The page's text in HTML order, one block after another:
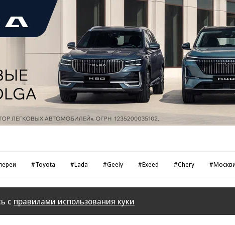
#Toyota #Lada #Geely #Exeed #Chery
с правилами использования куки